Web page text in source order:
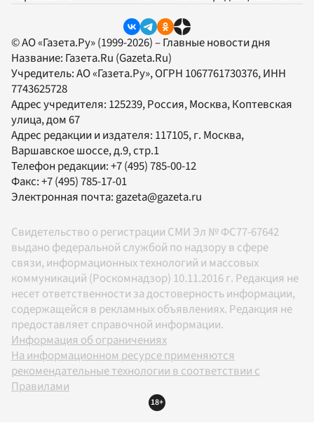
© АО «Газета.Ру» (1999-2026) – Главные новости дня
Название: Газета.Ru (Gazeta.Ru)
Учредитель:АО «Газета.Ру», ОГРН 1067761730376, ИНН
7743625728
Адрес учредителя: 125239, Россия, Москва, Коптевская
улица, дом 67
Адрес редакции и издателя: 117105, г. Москва,
Варшавское шоссе, д.9, стр.1
Телефон редакции:+7 (495) 785-00-12
Факс:+7 (495) 785-17-01
Электронная почта: gazeta@gazeta.ru
Свидетельство о регистрации СМИ Эл № ФС77-67642
выдано федеральной службой по надзору в сфере
связи, информационных технологий и массовых
коммуникаций (Роскомнадзор) 10.11.2016 г. Редакция не
несет ответственности за достоверность информации,
содержащейся в рекламных объявлениях. Редакция не
предоставляет справочной информации.
Информация об ограничениях
На информационном ресурсе применяются
рекомендательные технологии в соответствии с
Правилами
18+